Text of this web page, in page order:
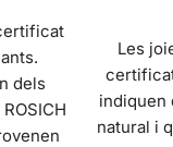
dels
Les
indiquen
natural i